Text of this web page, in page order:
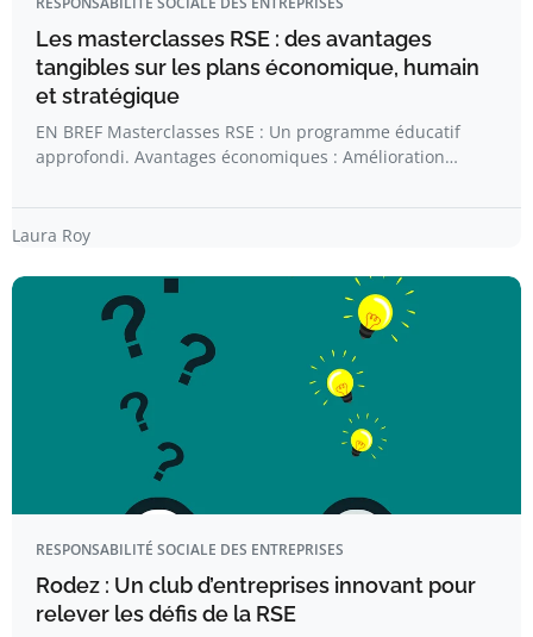
Les masterclasses RSE : des avantages
tangibles sur les plans économique, humain
et stratégique
EN BREF Masterclasses RSE : Un programme éducatif
approfondi. Avantages économiques : Amélioration…
Laura Roy
RESPONSABILITÉ SOCIALE DES ENTREPRISES
Rodez : Un club d’entreprises innovant pour
relever les défis de la RSE